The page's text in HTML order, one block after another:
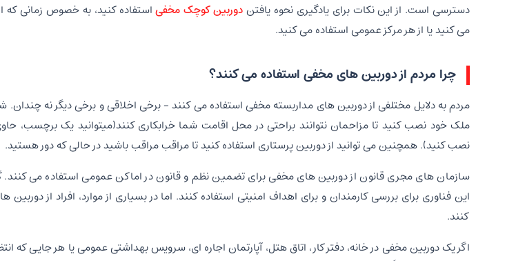
دسترسی است. از این نکات برای یادگیری نحوه یافتندوربین کوچک مخفیاستفاده کنید، به خصوص زمانی که
می کنید یا از هر مرکز عمومی استفاده می کنید.
چرا مردم از دوربین های مخفی استفاده می کنند؟
مردم به دلایل مختلفی از دوربین های مداربسته مخفی استفاده می کنند - برخی اخلاقی و برخی دیگر نه
ملک خود نصب کنید تا مزاحمان نتوانند براحتی در محل اقامت شما خرابکاری کنند(میتوانید یک برچسب،
نصب کنید). همچنین می توانید از دوربین پرستاری استفاده کنید تا مراقب مراقب باشید در حالی که دور هستید.
سازمان های مجری قانون از دوربین های مخفی برای تضمین نظم و قانون در اماکن عمومی استفاده می کنند.
این فناوری برای بررسی کارمندان و برای اهداف امنیتی استفاده کنند. اما در بسیاری از موارد، افراد از
کنند.
اگر یک دوربین مخفی در خانه، دفتر کار، اتاق هتل، آپارتمان اجاره ای، سرویس بهداشتی عمومی یا هر جایی که